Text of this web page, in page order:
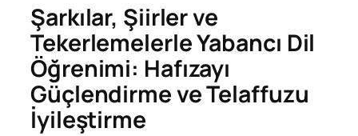
Şarkılar, Şiirler ve
Tekerlemelerle Yabancı Dil
Öğrenimi: Hafızayı
Güçlendirme ve Telaffuzu
İyileştirme